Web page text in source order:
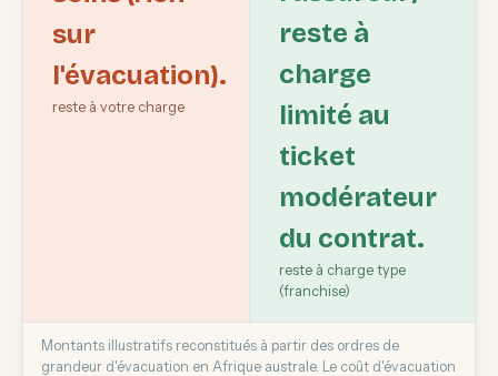
sur
l'évacuation).
reste à votre charge
reste à
charge
limité au
ticket
modérateur
du contrat.
reste à charge type
(franchise)
Montants illustratifs reconstitués à partir des ordres de
grandeur d'évacuation en Afrique australe. Le coût d'évacuation